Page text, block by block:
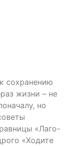
сохранению
жизни – не
но
«Лаго-
«Ходите